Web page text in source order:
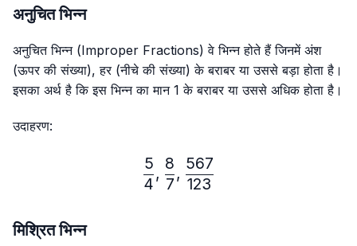
अनुचित भिन्न
अनुचित भिन्न (Improper Fractions) वे भिन्न होते हैं जिनमें अंश
(ऊपर की संख्या), हर (नीचे की संख्या) के बराबर या उससे बड़ा होता है।
इसका अर्थ है कि इस भिन्न का मान 1 के बराबर या उससे अधिक होता है।
उदाहरण:
4
5
,
7
8
,
123
567
मिश्रित भिन्न